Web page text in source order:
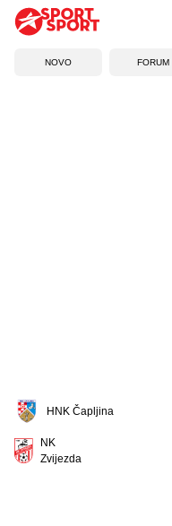
NOVO FORUM
HNK Čapljina
NK
Zvijezda